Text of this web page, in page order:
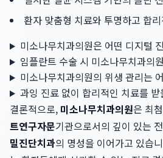
환자 맞춤형 치료와 투명하고 합
미소나무치과의원은 어떤 디지털
임플란트 수술 시 미소나무치과의
미소나무치과의원의 위생 관리는
과잉 진료 없이 합리적인 치료를
결론적으로, 미소나무치과의원은 최
트연구자문기관으로서의 깊이 있는
밀진단치과의 명성을 이어가고 있습